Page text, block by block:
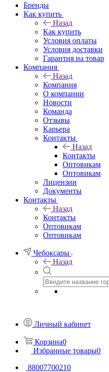
Бренды
Как купить
Назад
Как купить
Условия оплаты
Условия доставки
Гарантия на товар
Компания
Назад
Компания
О компании
Новости
Команда
Отзывы
Карьера
Контакты
Назад
Контакты
Оптовикам
Оптовикам
Лицензии
Документы
Контакты
Назад
Контакты
Оптовикам
Оптовикам
Чебоксары
Назад
Личный кабинет
Корзина0
Избранные товары0
88007700210